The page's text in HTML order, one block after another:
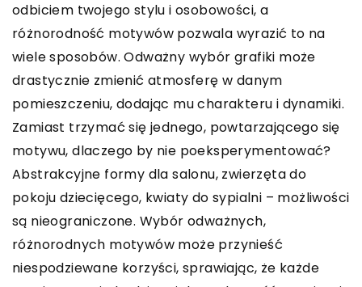
odbiciem twojego stylu i osobowości, a
różnorodność motywów pozwala wyrazić to na
wiele sposobów. Odważny wybór grafiki może
drastycznie zmienić atmosferę w danym
pomieszczeniu, dodając mu charakteru i dynamiki.
Zamiast trzymać się jednego, powtarzającego się
motywu, dlaczego by nie poeksperymentować?
Abstrakcyjne formy dla salonu, zwierzęta do
pokoju dziecięcego, kwiaty do sypialni – możliwości
są nieograniczone. Wybór odważnych,
różnorodnych motywów może przynieść
niespodziewane korzyści, sprawiając, że każde